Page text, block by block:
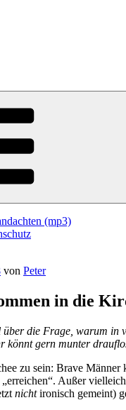
(mp3)
von Peter
in die
die Frage, warum in
könnt gern munter
zu sein: Brave
Außer
nichtironisch gemeint)